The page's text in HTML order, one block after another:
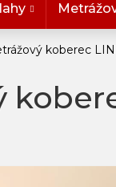
koberec